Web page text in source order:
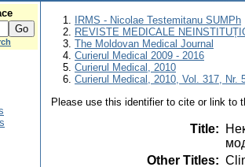
IRMS - Nicolae Testemitanu SUMPh
REVISTE MEDICALE
The Moldovan Medical Journal
Curierul Medical 2009 - 2016
Curierul Medical, 2010
Curierul Medical, 2010, Vol. 317, Nr.
Please use this identifier to cite or link to
Title:
Other Titles: